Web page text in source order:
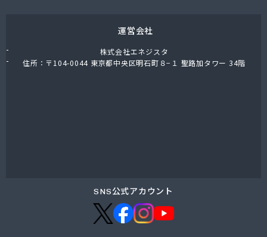
白ゆり商事株式会社 名取営業本部
白鳥商店
名取岩沼農業協同組合本店
鳴瀬ガス株式会社
運営会社
株式会社エネジスタ
住所：〒104-0044 東京都中央区明石町８−１ 聖路加タワー 34階
SNS公式アカウント